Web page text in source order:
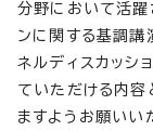
分野において活躍
ンに関する基調講
ネルディスカッシ
ていただける内容
ますようお願いい